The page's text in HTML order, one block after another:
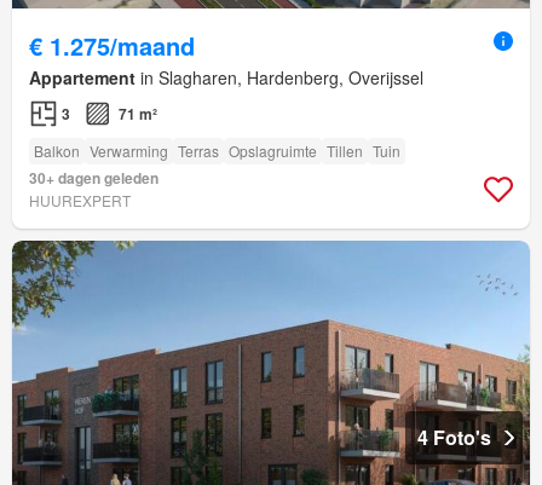
€ 1.275/maand
Appartement in Slagharen, Hardenberg, Overijssel
3 71 m²
Balkon Verwarming Terras Opslagruimte Tillen Tuin
30+ dagen geleden
HUUREXPERT
4 Foto's